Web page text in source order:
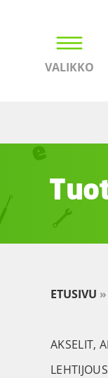
VALIKKO
ETUSIVU »
AKSELIT,